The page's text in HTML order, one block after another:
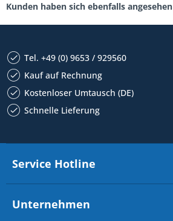
Kunden haben sich ebenfalls angesehen
Tel. +49 (0) 9653 / 929560
Kauf auf Rechnung
Kostenloser Umtausch (DE)
Schnelle Lieferung
Service Hotline
Unternehmen